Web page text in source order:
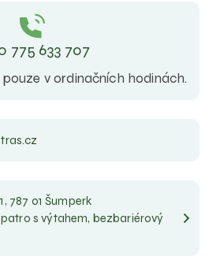
775 633 707
v ordinačních hodinách.
787 01 Šumperk
patro s výtahem, bezbariérový